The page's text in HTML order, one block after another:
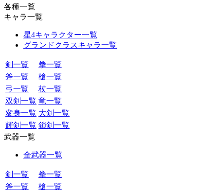
各種一覧
キャラ一覧
星4キャラクター一覧
グランドクラスキャラ一覧
剣一覧
拳一覧
斧一覧
槍一覧
弓一覧
杖一覧
双剣一覧 竜一覧
変身一覧 大剣一覧
輝剣一覧 鎖剣一覧
武器一覧
全武器一覧
剣一覧
拳一覧
斧一覧
槍一覧